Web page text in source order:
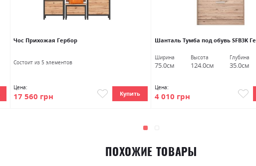
Чос Прихожая Гербор
Состоит из 5 элементов
Цена:
17 560 грн Купить
Шанталь Тумба под обувь SFB3K
Ширина
75.0см
Высота
124.0см
Глубина
35.0см
Цена:
4 010 грн
ПОХОЖИЕ ТОВАРЫ